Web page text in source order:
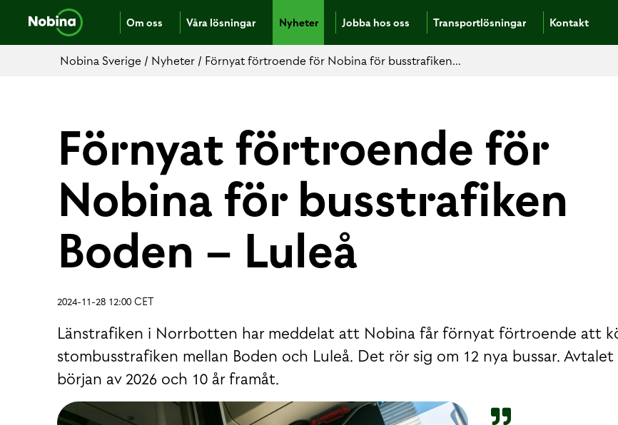
Om oss Våra lösningar Nyheter Jobba hos oss Transportlösningar Kontakt
Nobina Sverige / Nyheter / Förnyat förtroende för Nobina för busstrafiken...
Förnyat förtroende för
Nobina för busstrafiken
Boden – Luleå
2024-11-28 12:00 CET
Länstrafiken i Norrbotten har meddelat att Nobina får förnyat förtroende att
stombusstrafiken mellan Boden och Luleå. Det rör sig om 12 nya bussar.
början av 2026 och 10 år framåt.